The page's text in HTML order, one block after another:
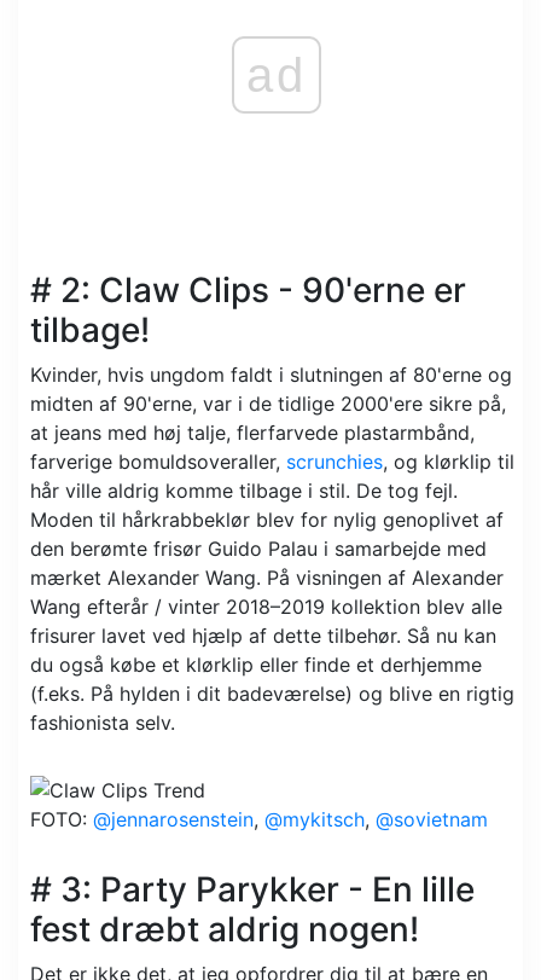
ad
# 2: Claw Clips - 90'erne er
tilbage!
Kvinder, hvis ungdom faldt i slutningen af ​​80'erne og
midten af ​​90'erne, var i de tidlige 2000'ere sikre på,
at jeans med høj talje, flerfarvede plastarmbånd,
farverige bomuldsoveraller, scrunchies, og klørklip til
hår ville aldrig komme tilbage i stil. De tog fejl.
Moden til hårkrabbeklør blev for nylig genoplivet af
den berømte frisør Guido Palau i samarbejde med
mærket Alexander Wang. På visningen af ​​Alexander
Wang efterår / vinter 2018–2019 kollektion blev alle
frisurer lavet ved hjælp af dette tilbehør. Så nu kan
du også købe et klørklip eller finde et derhjemme
(f.eks. På hylden i dit badeværelse) og blive en rigtig
fashionista selv.
FOTO: @jennarosenstein, @mykitsch, @sovietnam
# 3: Party Parykker - En lille
fest dræbt aldrig nogen!
Det er ikke det, at jeg opfordrer dig til at bære en